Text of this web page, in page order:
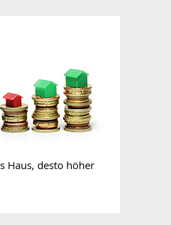
Haus, desto höher